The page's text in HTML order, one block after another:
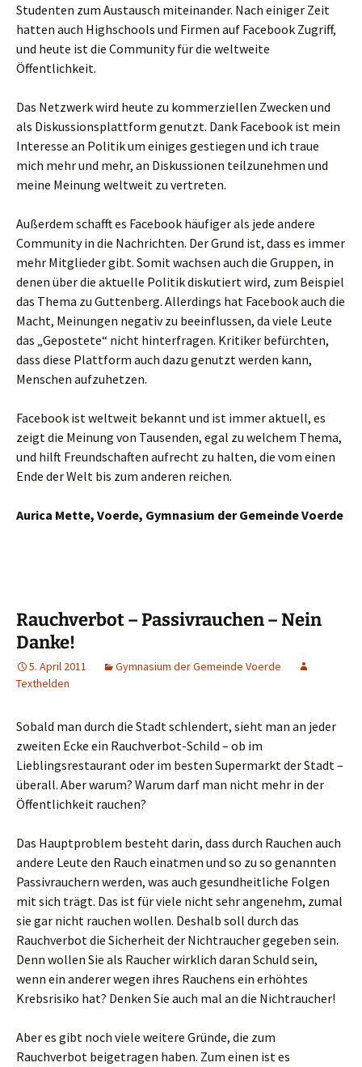
Studenten zum Austausch miteinander. Nach einiger Zeit
hatten auch Highschools und Firmen auf Facebook Zugriff,
und heute ist die Community für die weltweite
Öffentlichkeit.
Das Netzwerk wird heute zu kommerziellen Zwecken und
als Diskussionsplattform genutzt. Dank Facebook ist mein
Interesse an Politik um einiges gestiegen und ich traue
mich mehr und mehr, an Diskussionen teilzunehmen und
meine Meinung weltweit zu vertreten.
Außerdem schafft es Facebook häufiger als jede andere
Community in die Nachrichten. Der Grund ist, dass es immer
mehr Mitglieder gibt. Somit wachsen auch die Gruppen, in
denen über die aktuelle Politik diskutiert wird, zum Beispiel
das Thema zu Guttenberg. Allerdings hat Facebook auch die
Macht, Meinungen negativ zu beeinflussen, da viele Leute
das „Gepostete“ nicht hinterfragen. Kritiker befürchten,
dass diese Plattform auch dazu genutzt werden kann,
Menschen aufzuhetzen.
Facebook ist weltweit bekannt und ist immer aktuell, es
zeigt die Meinung von Tausenden, egal zu welchem Thema,
und hilft Freundschaften aufrecht zu halten, die vom einen
Ende der Welt bis zum anderen reichen.
Aurica Mette, Voerde, Gymnasium der Gemeinde Voerde
Rauchverbot – Passivrauchen – Nein
Danke!
5. April 2011
Gymnasium der Gemeinde Voerde
Texthelden
Sobald man durch die Stadt schlendert, sieht man an jeder
zweiten Ecke ein Rauchverbot-Schild – ob im
Lieblingsrestaurant oder im besten Supermarkt der Stadt –
überall. Aber warum? Warum darf man nicht mehr in der
Öffentlichkeit rauchen?
Das Hauptproblem besteht darin, dass durch Rauchen auch
andere Leute den Rauch einatmen und so zu so genannten
Passivrauchern werden, was auch gesundheitliche Folgen
mit sich trägt. Das ist für viele nicht sehr angenehm, zumal
sie gar nicht rauchen wollen. Deshalb soll durch das
Rauchverbot die Sicherheit der Nichtraucher gegeben sein.
Denn wollen Sie als Raucher wirklich daran Schuld sein,
wenn ein anderer wegen ihres Rauchens ein erhöhtes
Krebsrisiko hat? Denken Sie auch mal an die Nichtraucher!
Aber es gibt noch viele weitere Gründe, die zum
Rauchverbot beigetragen haben. Zum einen ist es